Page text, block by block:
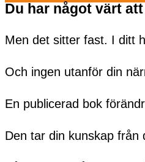
Du har något värt
Men det sitter fast. I ditt
Och ingen utanför din
En publicerad bok
Den tar din kunskap från